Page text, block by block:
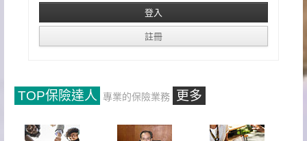
TOP保險達人 專業的保險業務 更多